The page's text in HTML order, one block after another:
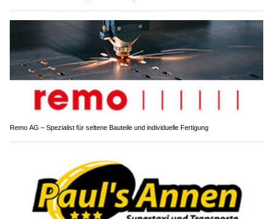
Remo AG – Spezialist für seltene Bauteile und individuelle Fertigung